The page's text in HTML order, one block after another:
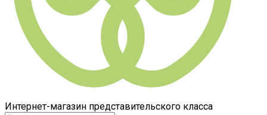
Интернет-магазин представительского класса